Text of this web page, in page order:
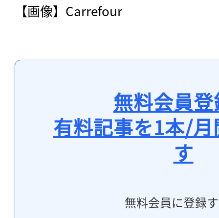
【画像】Carrefour
無料会員
有料記事を1本/
す
無料会員に登録